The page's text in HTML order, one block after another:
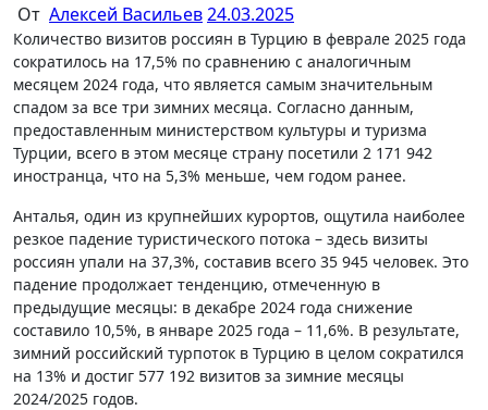
От Алексей Васильев24.03.2025
Количество визитов россиян в Турцию в феврале 2025 года
сократилось на 17,5% по сравнению с аналогичным
месяцем 2024 года, что является самым значительным
спадом за все три зимних месяца. Согласно данным,
предоставленным министерством культуры и туризма
Турции, всего в этом месяце страну посетили 2 171 942
иностранца, что на 5,3% меньше, чем годом ранее.
Анталья, один из крупнейших курортов, ощутила наиболее
резкое падение туристического потока – здесь визиты
россиян упали на 37,3%, составив всего 35 945 человек. Это
падение продолжает тенденцию, отмеченную в
предыдущие месяцы: в декабре 2024 года снижение
составило 10,5%, в январе 2025 года – 11,6%. В результате,
зимний российский турпоток в Турцию в целом сократился
на 13% и достиг 577 192 визитов за зимние месяцы
2024/2025 годов.